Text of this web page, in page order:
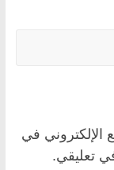
الإلكتروني في
تعليقي.